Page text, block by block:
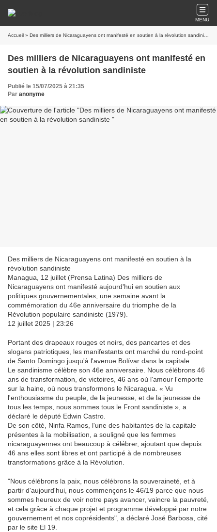
MENU
Accueil » Des milliers de Nicaraguayens ont manifesté en soutien à la révolution sandiniste
Des milliers de Nicaraguayens ont manifesté en
soutien à la révolution sandiniste
Publié le 15/07/2025 à 21:35
Par anonyme
Des milliers de Nicaraguayens ont manifesté en soutien à la
révolution sandiniste
Managua, 12 juillet (Prensa Latina) Des milliers de
Nicaraguayens ont manifesté aujourd'hui en soutien aux
politiques gouvernementales, une semaine avant la
commémoration du 46e anniversaire du triomphe de la
Révolution populaire sandiniste (1979).
12 juillet 2025 | 23:26
Portant des drapeaux rouges et noirs, des pancartes et des
slogans patriotiques, les manifestants ont marché du rond-point
de Santo Domingo jusqu'à l'avenue Bolívar dans la capitale.
Le sandinisme célèbre son 46e anniversaire. Nous célébrons 46
ans de transformation, de victoires, 46 ans où l'amour l'emporte
sur la haine, où nous transformons le Nicaragua. « Vu
l'enthousiasme du peuple, de la jeunesse, et de la jeunesse de
tous les temps, nous sommes tous le Front sandiniste », a
déclaré le député Edwin Castro.
De son côté, Ninfa Ramos, l'une des habitantes de la capitale
présentes à la mobilisation, a souligné que les femmes
nicaraguayennes ont beaucoup à célébrer, ajoutant que depuis
46 ans elles sont libres et ont participé à de nombreuses
transformations grâce à la Révolution.
"Nous célébrons la paix, nous célébrons la souveraineté, et à
partir d'aujourd'hui, nous commençons le 46/19 parce que nous
sommes heureux de voir notre pays avancer, vaincre la pauvreté,
et cela grâce à chaque projet et programme développé par notre
gouvernement et nos coprésidents", a déclaré José Barbosa, cité
par le site El 19.